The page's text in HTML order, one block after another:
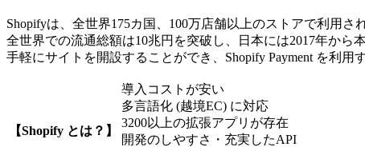
Shopifyは、全世界175カ国、100万店舗以上のストアで利用さ
全世界での流通総額は10兆円を突破し、日本には2017年から
手軽にサイトを開設することができ、Shopify Payment を利
【Shopify とは？】
導入コストが安い
多言語化 (越境EC) に対応
3200以上の拡張アプリが存在
開発のしやすさ・充実したAPI